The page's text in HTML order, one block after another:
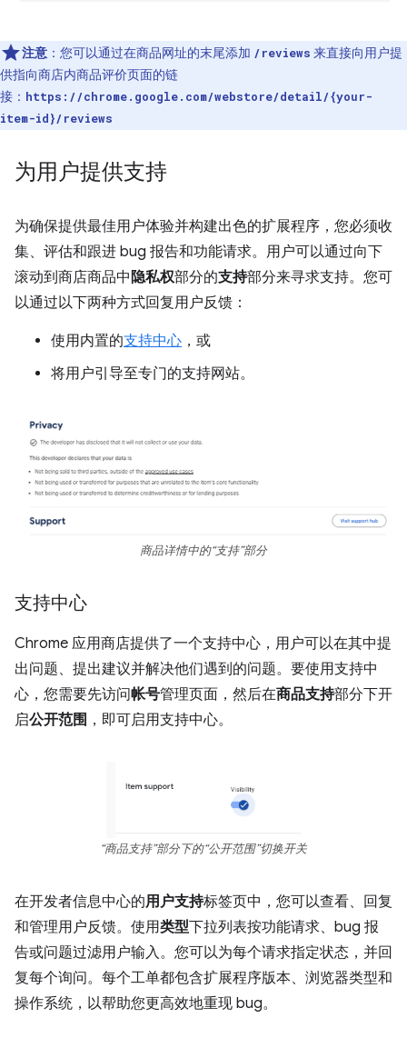
注意 ：您可以通过在商品网址的末尾添加 /reviews 来直接向用户提
供指向商店内商品评价页面的链
接： https://chrome.google.com/webstore/detail/{your-
item-id}/reviews
为用户提供支持
为确保提供最佳用户体验并构建出色的扩展程序，您必须收
集、评估和跟进 bug 报告和功能请求。用户可以通过向下
滚动到商店商品中 隐私权部分的支持部分来寻求支持。您可
以通过以下两种方式回复用户反馈：
使用内置的支持中心 ，或
将用户引导至专门的支持网站。
商品详情中的“支持”部分
支持中心
Chrome 应用商店提供了一个支持中心，用户可以在其中提
出问题、提出建议并解决他们遇到的问题。要使用支持中
心，您需要先访问帐号管理页面，然后在商品支持部分下开
启公开范围 ，即可启用支持中心。
“商品支持”部分下的“公开范围”切换开关
在开发者信息中心的用户支持标签页中，您可以查看、回复
和管理用户反馈。使用类型下拉列表按功能请求、bug 报
告或问题过滤用户输入。您可以为每个请求指定状态，并回
复每个询问。每个工单都包含扩展程序版本、浏览器类型和
操作系统，以帮助您更高效地重现 bug。